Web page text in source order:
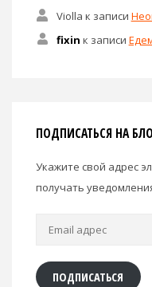
Violla к записи
fixin к записи
ПОДПИСАТЬСЯ НА
Укажите свой адрес
получать
Email
ПОДПИСАТЬСЯ